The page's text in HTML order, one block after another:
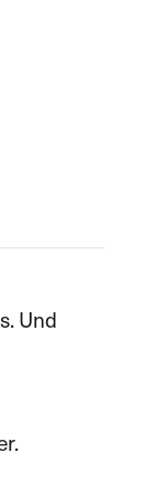
Und